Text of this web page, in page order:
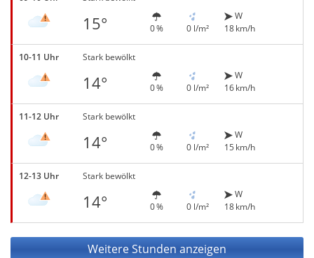
15° 0 % 0 l/m²
W
18 km/h
10-11 Uhr Stark bewölkt
14° 0 % 0 l/m²
W
16 km/h
11-12 Uhr Stark bewölkt
14° 0 % 0 l/m²
W
15 km/h
12-13 Uhr Stark bewölkt
14° 0 % 0 l/m²
W
18 km/h
Weitere Stunden anzeigen